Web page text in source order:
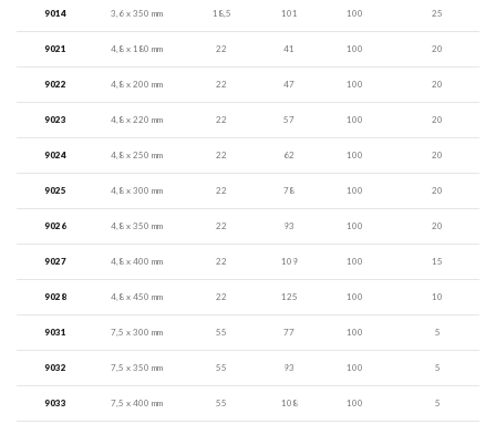
9014 3,6 x 350 mm 18,5 101 100 25
9021 4,8 x 180 mm 22 41 100 20
9022 4,8 x 200 mm 22 47 100 20
9023 4,8 x 220 mm 22 57 100 20
9024 4,8 x 250 mm 22 62 100 20
9025 4,8 x 300 mm 22 78 100 20
9026 4,8 x 350 mm 22 93 100 20
9027 4,8 x 400 mm 22 109 100 15
9028 4,8 x 450 mm 22 125 100 10
9031 7,5 x 300 mm 55 77 100 5
9032 7,5 x 350 mm 55 93 100 5
9033 7,5 x 400 mm 55 108 100 5